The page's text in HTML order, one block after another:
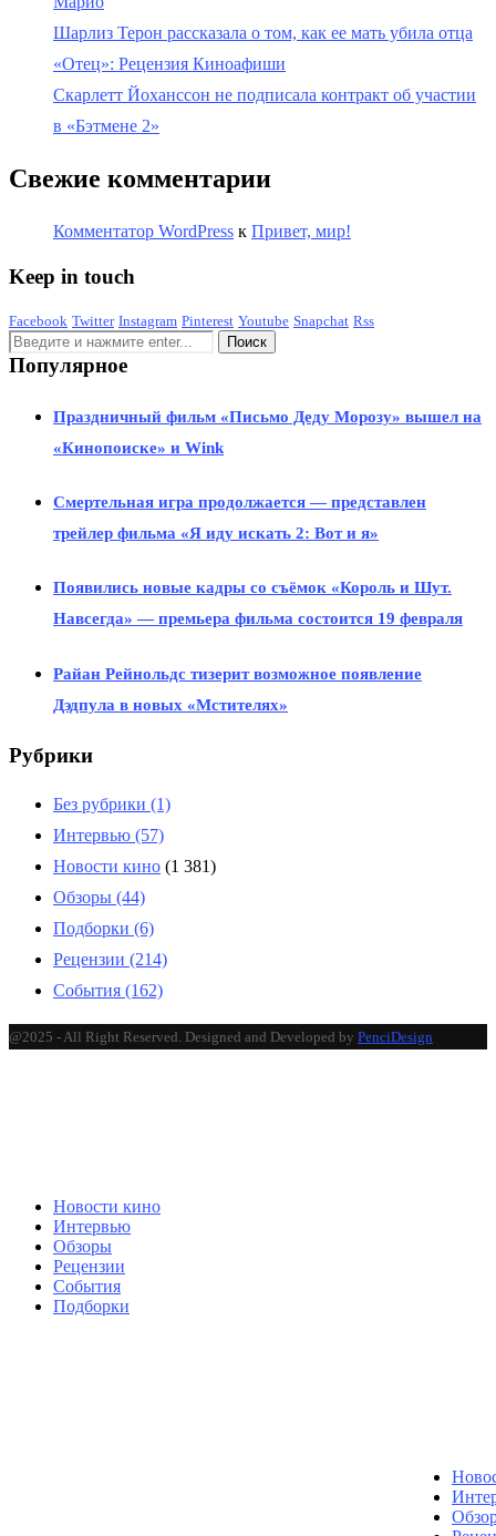
Шарлиз Терон рассказала о том, как ее мать убила отца
«Отец»: Рецензия Киноафиши
Скарлетт Йоханссон не подписала контракт об участии
в «Бэтмене 2»
Свежие комментарии
Комментатор WordPress к Привет, мир!
Keep in touch
Facebook Twitter Instagram Pinterest Youtube Snapchat Rss
Популярное
Праздничный фильм «Письмо Деду Морозу» вышел на
«Кинопоиске» и Wink
Смертельная игра продолжается — представлен
трейлер фильма «Я иду искать 2: Вот и я»
Появились новые кадры со съёмок «Король и Шут.
Навсегда» — премьера фильма состоится 19 февраля
Райан Рейнольдс тизерит возможное появление
Дэдпула в новых «Мстителях»
Рубрики
Без рубрики (1)
Интервью (57)
Новости кино (1 381)
Обзоры (44)
Подборки (6)
Рецензии (214)
События (162)
@2025 - All Right Reserved. Designed and Developed by PenciDesign
Новости кино
Интервью
Обзоры
Рецензии
События
Подборки